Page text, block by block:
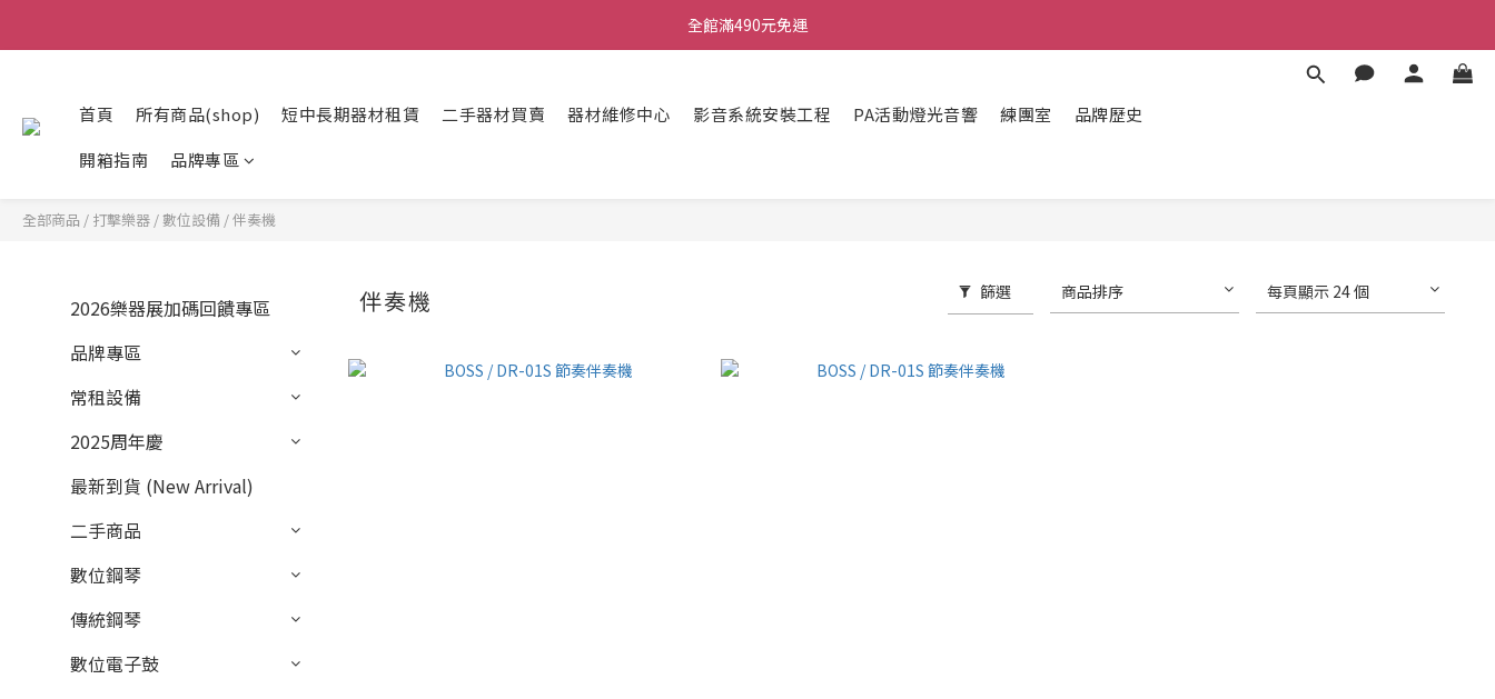
ATB會員 滿20000折1000 滿10000折500 滿5000折250
全館滿490元免運
ATB會員 滿20000折1000 滿10000折500 滿5000折250
首頁 所有商品(shop) 短中長期器材租賃 二手器材買賣 器材維修中心 影音系統安裝工程 PA活動燈光音響 練團室
品牌歷史
開箱指南
品牌專區
全部商品 / 打擊樂器 /數位設備 /伴奏機
2026樂器展加碼回饋專區
品牌專區
常租設備
2025周年慶
最新到貨 (New Arrival)
二手商品
數位鋼琴
傳統鋼琴
數位電子鼓
伴奏機 篩選 商品排序 每頁顯示 24 個